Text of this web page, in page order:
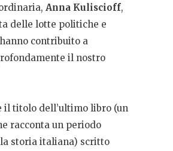
Anna Kuliscioff,
delle lotte politiche e
contribuito a
il nostro
il titolo dell’ultimo libro (un
racconta un periodo
storia italiana) scritto